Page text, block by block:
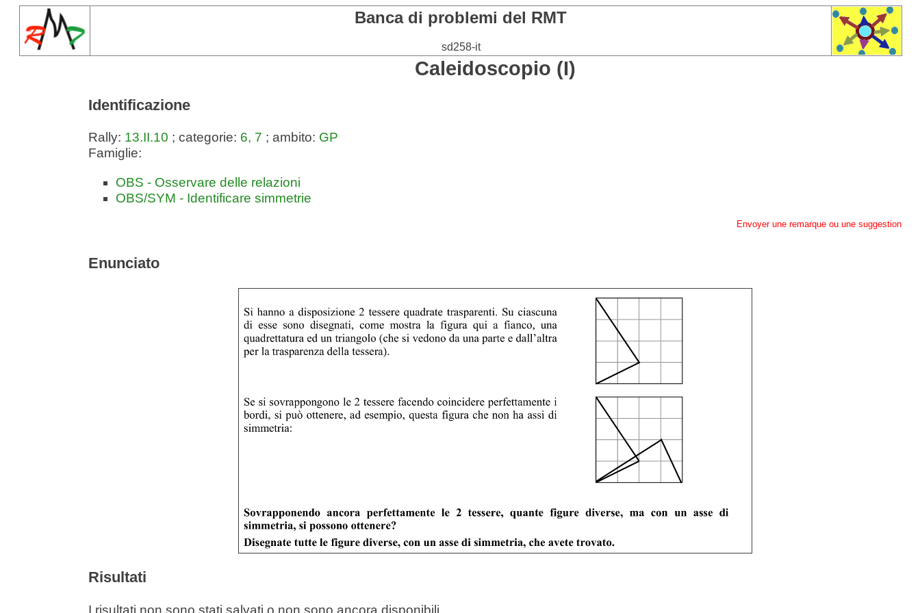
Banca di problemi del RMT
sd258-it
Caleidoscopio (I)
Identificazione
Rally: 13.II.10 ; categorie: 6, 7 ; ambito: GP
Famiglie:
OBS - Osservare delle relazioni
OBS/SYM - Identificare simmetrie
Envoyer une remarque ou une suggestion
Enunciato
Risultati
I risultati non sono stati salvati o non sono ancora disponibili.